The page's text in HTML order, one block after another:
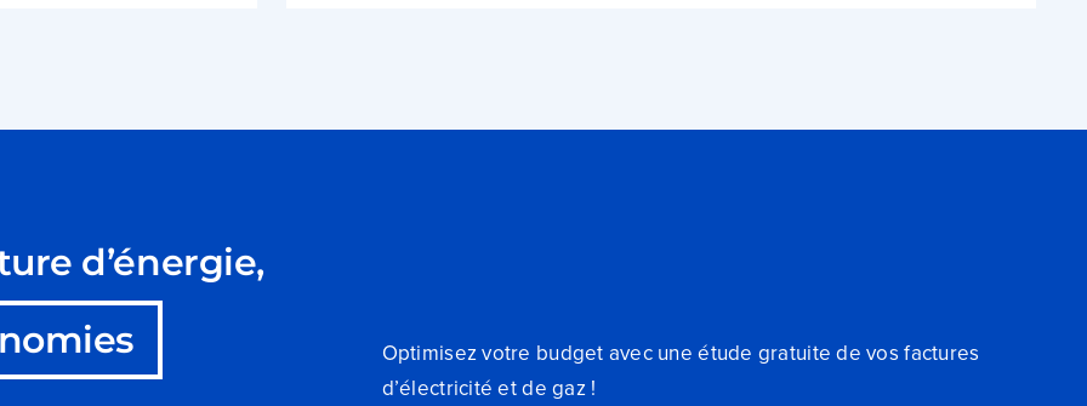
d’énergie,
Optimisez votre budget avec une étude gratuite de vos factures
d’électricité et de gaz !